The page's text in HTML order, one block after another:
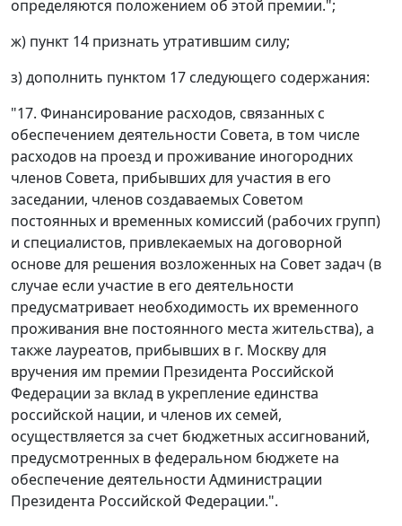
определяются положением об этой премии.";
ж) пункт 14 признать утратившим силу;
з) дополнить пунктом 17 следующего содержания:
"17. Финансирование расходов, связанных с
обеспечением деятельности Совета, в том числе
расходов на проезд и проживание иногородних
членов Совета, прибывших для участия в его
заседании, членов создаваемых Советом
постоянных и временных комиссий (рабочих групп)
и специалистов, привлекаемых на договорной
основе для решения возложенных на Совет задач (в
случае если участие в его деятельности
предусматривает необходимость их временного
проживания вне постоянного места жительства), а
также лауреатов, прибывших в г. Москву для
вручения им премии Президента Российской
Федерации за вклад в укрепление единства
российской нации, и членов их семей,
осуществляется за счет бюджетных ассигнований,
предусмотренных в федеральном бюджете на
обеспечение деятельности Администрации
Президента Российской Федерации.".